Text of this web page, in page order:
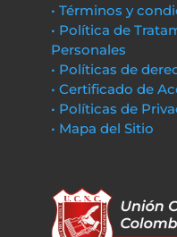
• Términos y
• Política de
Personales
• Políticas de
• Certificado de
• Políticas de
• Mapa del Sitio